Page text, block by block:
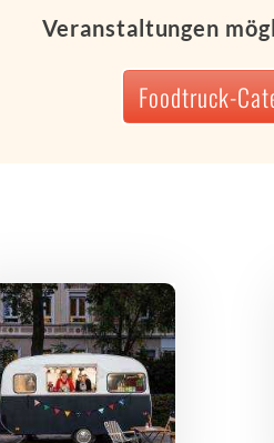
Veranstaltungen
Foodtruck-